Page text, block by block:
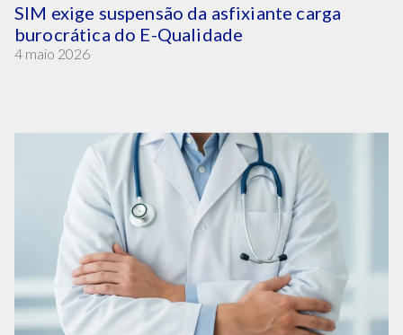
SIM exige suspensão da asfixiante carga
burocrática do E-Qualidade
4 maio 2026